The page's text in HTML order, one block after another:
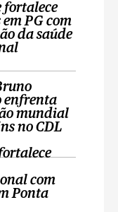
fortalece
em PG com
da saúde
enfrenta
mundial
no CDL
com
Ponta